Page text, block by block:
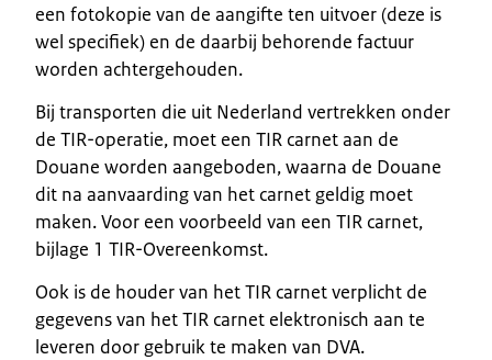
een fotokopie van de aangifte ten uitvoer (deze is
wel specifiek) en de daarbij behorende factuur
worden achtergehouden.
Bij transporten die uit Nederland vertrekken onder
de TIR-operatie, moet een TIR carnet aan de
Douane worden aangeboden, waarna de Douane
dit na aanvaarding van het carnet geldig moet
maken. Voor een voorbeeld van een TIR carnet,
bijlage 1 TIR-Overeenkomst.
Ook is de houder van het TIR carnet verplicht de
gegevens van het TIR carnet elektronisch aan te
leveren door gebruik te maken van DVA.